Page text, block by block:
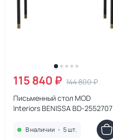
115 840 ₽ 144 800 ₽
Письменный стол MOD
Interiors BENISSA BD-2552707
В наличии • 5 шт.